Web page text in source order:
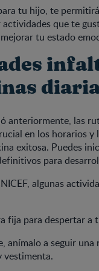
tu hijo, te
actividades que te
tu estado
anteriormente, las
en los horarios
exitosa. Puedes
para
algunas
fija para despertar a
anímalo a seguir
vestimenta.